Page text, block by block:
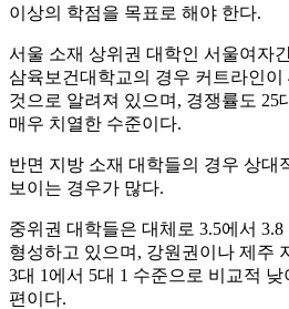
이상의 학점을 목표로 해야 한다.
서울 소재 상위권 대학인 서울여자
삼육보건대학교의 경우 커트라인이
것으로 알려져 있으며, 경쟁률도 25
매우 치열한 수준이다.
반면 지방 소재 대학들의 경우 상대
보이는 경우가 많다.
중위권 대학들은 대체로 3.5에서
형성하고 있으며, 강원권이나 제주
3대 1에서 5대 1 수준으로 비교적
편이다.